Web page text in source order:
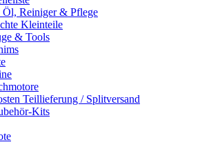
Öl, Reiniger & Pflege
Kleinteile
& Tools
Teillieferung / Splitversand
Kits